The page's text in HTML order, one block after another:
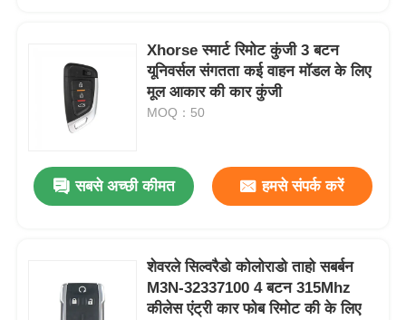
Xhorse स्मार्ट रिमोट कुंजी 3 बटन
यूनिवर्सल संगतता कई वाहन मॉडल के लिए
मूल आकार की कार कुंजी
MOQ：50
सबसे अच्छी कीमत हमसे संपर्क करें
शेवरले सिल्वरैडो कोलोराडो ताहो सबर्बन
M3N-32337100 4 बटन 315Mhz
कीलेस एंट्री कार फोब रिमोट की के लिए